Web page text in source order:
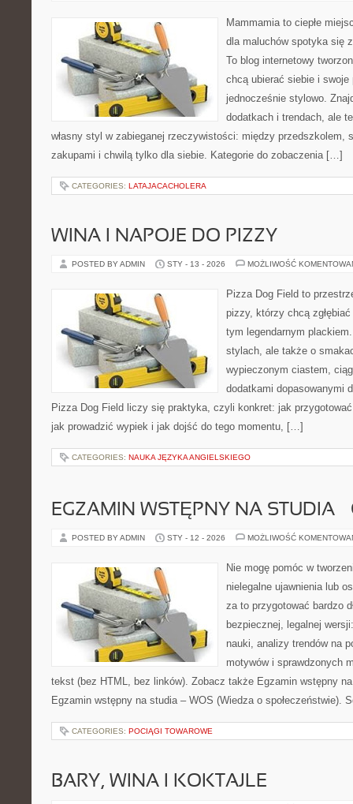
Mammamia to ciepłe
dla maluchów spotyka się
To blog internetowy
chcą ubierać siebie i
jednocześnie stylowo.
dodatkach i trendach, ale
własny styl w zabieganej rzeczywistości: między przedszkolem,
zakupami i chwilą tylko dla siebie. Kategorie do zobaczenia […]
CATEGORIES: LATAJACACHOLERA
WINA I NAPOJE DO PIZZY
POSTED BY ADMIN STY - 13 - 2026 MOŻLIWOŚĆ
Pizza Dog Field to
pizzy, którzy chcą
tym legendarnym
stylach, ale także o
wypieczonym ciastem,
dodatkami dopasowanymi
Pizza Dog Field liczy się praktyka, czyli konkret: jak
jak prowadzić wypiek i jak dojść do tego momentu, […]
CATEGORIES: NAUKA JĘZYKA ANGIELSKIEGO
EGZAMIN WSTĘPNY NA STUDIA –
POSTED BY ADMIN STY - 12 - 2026 MOŻLIWOŚĆ
Nie mogę pomóc w
nielegalne ujawnienia lub
za to przygotować bardzo
bezpiecznej, legalnej
nauki, analizy trendów na
motywów i sprawdzonych
tekst (bez HTML, bez linków). Zobacz także Egzamin wstępny
Egzamin wstępny na studia – WOS (Wiedza o społeczeństwie).
CATEGORIES: POCIĄGI TOWAROWE
BARY, WINA I KOKTAJLE